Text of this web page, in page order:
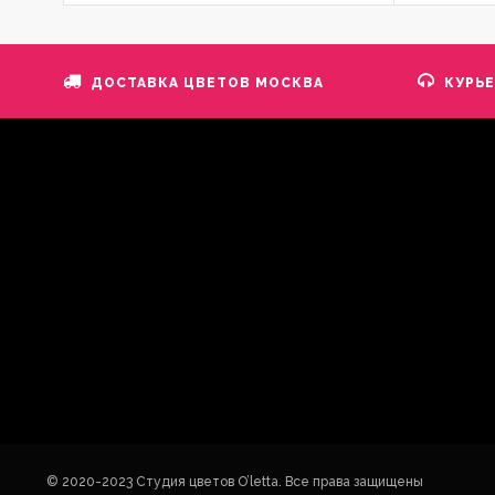
ДОСТАВКА ЦВЕТОВ МОСКВА
© 2020-2023 Студия цветов O’letta. Все права защищены